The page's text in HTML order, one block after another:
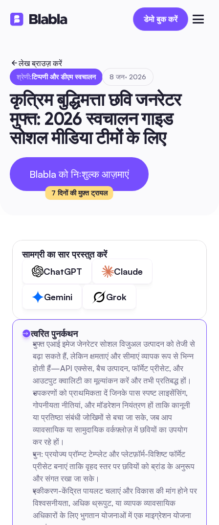
डेमो बुक करें
डेमो बुक करें
लेख ब्राउज़ करें
श्रेणी:टिप्पणी और डीएम स्वचालन 8 जन॰ 2026
कृत्रिम बुद्धिमत्ता छवि जनरेटर
मुफ्त: 2026 स्वचालन गाइड
सोशल मीडिया टीमों के लिए
Blabla को निःशुल्क आज़माएं
7 दिनों की मुफ़्त ट्रायल
सामग्री का सार प्रस्तुत करें
ChatGPT
Claude
Gemini Grok
त्वरित पुनर्कथन
मुफ्त एआई इमेज जेनरेटर सोशल विजुअल उत्पादन को तेजी से
बढ़ा सकते हैं, लेकिन क्षमताएं और सीमाएं व्यापक रूप से भिन्न
होती हैं—API एक्सेस, बैच उत्पादन, फॉर्मेट प्रीसेट, और
आउटपुट क्वालिटी का मूल्यांकन करें और तभी प्रतिबद्ध हों।
उपकरणों को प्राथमिकता दें जिनके पास स्पष्ट लाइसेंसिंग,
गोपनीयता नीतियां, और मॉडरेशन नियंत्रण हों ताकि कानूनी
या प्रतिष्ठा संबंधी जोखिमों से बचा जा सके, जब आप
व्यावसायिक या सामुदायिक वर्कफ़्लोज़ में छवियों का उपयोग
कर रहे हों।
पुन: प्रयोज्य प्रॉम्प्ट टेम्प्लेट और प्लेटफ़ॉर्म-विशिष्ट फॉर्मेट
प्रीसेट बनाएं ताकि वृहद स्तर पर छवियों को ब्रांड के अनुरूप
और संगत रखा जा सके।
एकीकरण-केंद्रित पायलट चलाएं और विकास की मांग होने पर
विश्वसनीयता, अधिक थ्रूपुट, या व्यापक व्यावसायिक
अधिकारों के लिए भुगतान योजनाओं में एक माइग्रेशन योजना